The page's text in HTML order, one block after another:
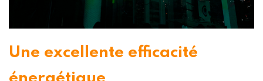
Une excellente efficacité